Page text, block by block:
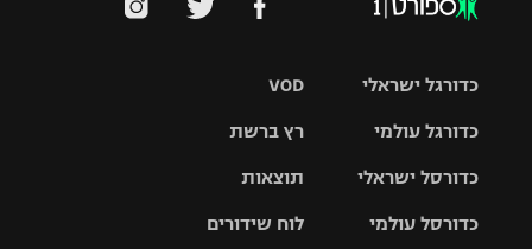
VOD
רץ ברשת
תוצאות
לוח שידורים
כדורגל ישראלי
כדורגל עולמי
האלופות
כדורסל ישראלי
כדורסל עולמי